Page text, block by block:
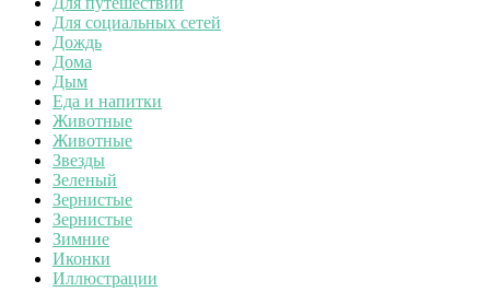
Для социальных сетей
Дождь
Дома
Дым
Еда и напитки
Животные
Животные
Звезды
Зеленый
Зернистые
Зернистые
Зимние
Иконки
Иллюстрации